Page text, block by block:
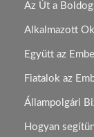
Az Út a
Alkalmazott
Együtt az
Fiatalok az
Állampolgári
Hogyan